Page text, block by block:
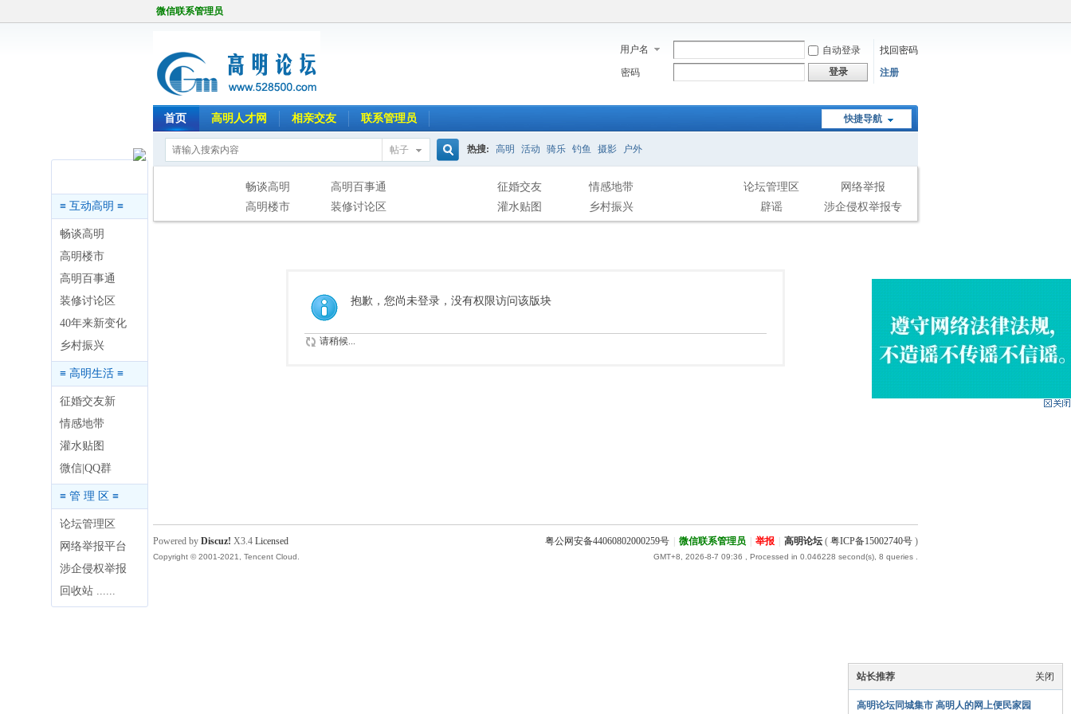
微信联系管理员
用户名 自动登录
找回密码
密码
登录 注册
快捷导航
首页 高明人才网 相亲交友 联系管理员
帖子 热搜: 高明 活动 骑乐 钓鱼 摄影 户外
畅谈高明
高明百事通
高明楼市
装修讨论区
征婚交友
情感地带
灌水贴图
乡村振兴
论坛管理区
网络举报
辟谣
涉企侵权举报专
区
≡ 互动高明 ≡
畅谈高明
高明楼市
高明百事通
装修讨论区
40年来新变化
乡村振兴
≡ 高明生活 ≡
征婚交友新
情感地带
灌水贴图
微信|QQ群
≡ 管 理 区 ≡
论坛管理区
网络举报平台
涉企侵权举报
回收站 ......
抱歉，您尚未登录，没有权限访问该版块
请稍候...
关闭
站长推荐
高明论坛同城集市 高明人的网上便民家园
粤公网安备44060802000259号 微信联系管理员 举报 高明论坛 ( 粤ICP备15002740号 )
GMT+8, 2026-8-7 09:36 , Processed in 0.046228 second(s), 8 queries .
Powered by Discuz! X3.4 Licensed
Copyright © 2001-2021, Tencent Cloud.